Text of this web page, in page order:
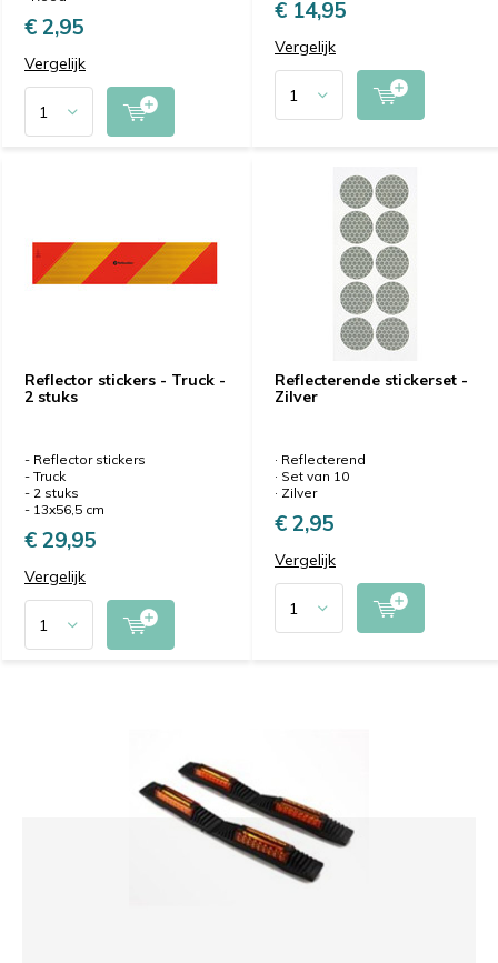
€ 2,95
Vergelijk
€ 14,95
Vergelijk
Reflector stickers - Truck -
2 stuks
- Reflector stickers
- Truck
- 2 stuks
- 13x56,5 cm
€ 29,95
Vergelijk
Reflecterende stickerset -
Zilver
· Reflecterend
· Set van 10
· Zilver
€ 2,95
Vergelijk